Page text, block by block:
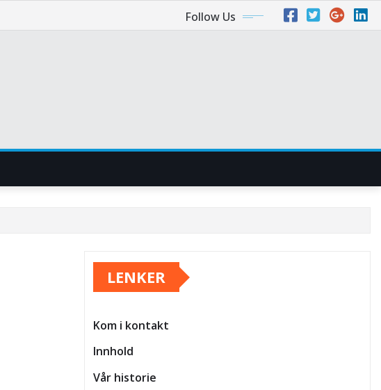
Follow Us
LENKER
Kom i kontakt
Innhold
Vår historie